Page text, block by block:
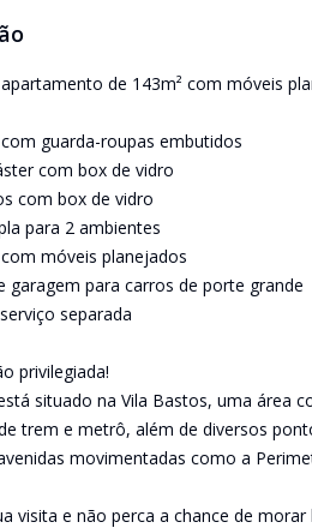
de 143m² com móveis
guarda-roupas embutidos
com box de vidro
com box de vidro
para 2 ambientes
móveis planejados
garagem para carros de porte grande
separada
privilegiada!
situado na Vila Bastos, uma área
trem e metrô, além de diversos
movimentadas como a
visita e não perca a chance de morar